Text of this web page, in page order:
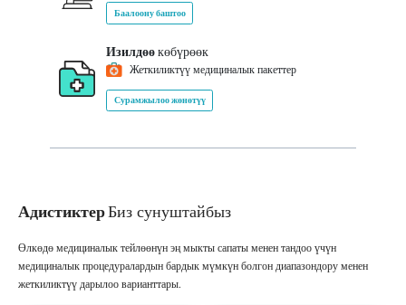
Баалоону баштоо
Изилдөөкөбүрөөк
Жеткиликтүү медициналык пакеттер
Сурамжылоо жөнөтүү
АдистиктерБиз сунуштайбыз
Өлкөдө медициналык тейлөөнүн эң мыкты сапаты менен тандоо үчүн
медициналык процедуралардын бардык мүмкүн болгон диапазондору менен
жеткиликтүү дарылоо варианттары.